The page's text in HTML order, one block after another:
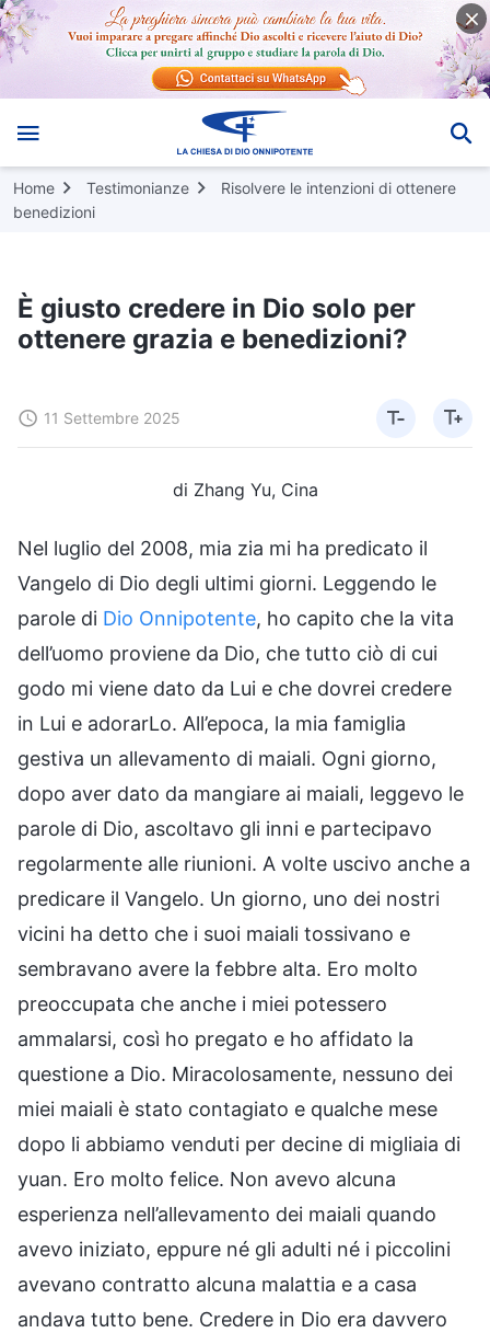
Home Testimonianze
Risolvere le intenzioni di ottenere
benedizioni
È giusto credere in Dio solo per
ottenere grazia e benedizioni?
11 Settembre 2025
di Zhang Yu, Cina
Nel luglio del 2008, mia zia mi ha predicato il
Vangelo di Dio degli ultimi giorni. Leggendo le
parole di Dio Onnipotente, ho capito che la vita
dell’uomo proviene da Dio, che tutto ciò di cui
godo mi viene dato da Lui e che dovrei credere
in Lui e adorarLo. All’epoca, la mia famiglia
gestiva un allevamento di maiali. Ogni giorno,
dopo aver dato da mangiare ai maiali, leggevo le
parole di Dio, ascoltavo gli inni e partecipavo
regolarmente alle riunioni. A volte uscivo anche a
predicare il Vangelo. Un giorno, uno dei nostri
vicini ha detto che i suoi maiali tossivano e
sembravano avere la febbre alta. Ero molto
preoccupata che anche i miei potessero
ammalarsi, così ho pregato e ho affidato la
questione a Dio. Miracolosamente, nessuno dei
miei maiali è stato contagiato e qualche mese
dopo li abbiamo venduti per decine di migliaia di
yuan. Ero molto felice. Non avevo alcuna
esperienza nell’allevamento dei maiali quando
avevo iniziato, eppure né gli adulti né i piccolini
avevano contratto alcuna malattia e a casa
andava tutto bene. Credere in Dio era davvero